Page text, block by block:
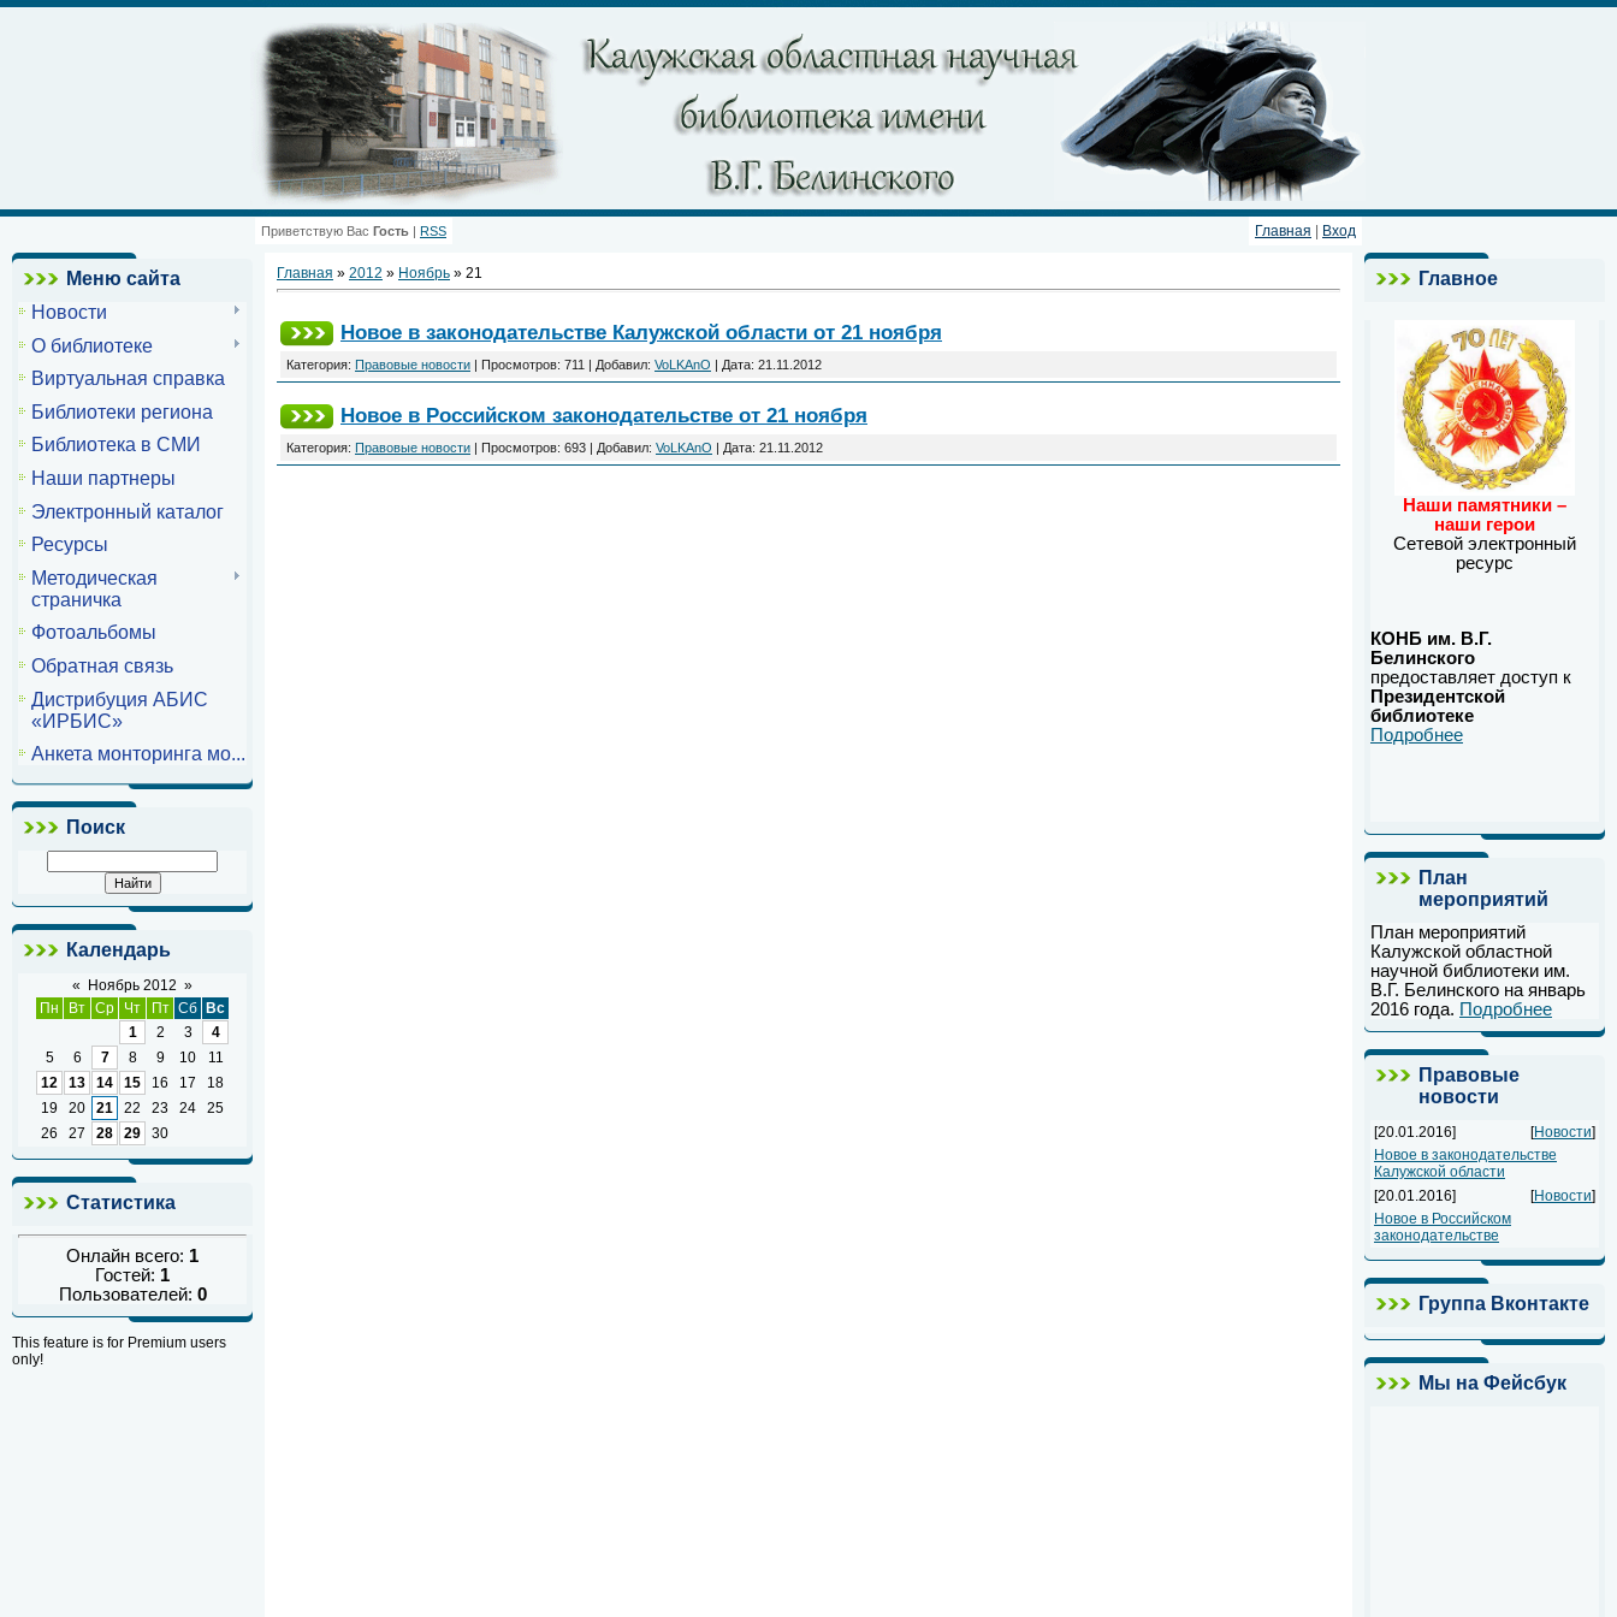
Приветствую Вас Гость | RSS Главная Вход
Меню сайта
Новости
О библиотеке
Виртуальная справка
Библиотеки региона
Библиотека в СМИ
Наши партнеры
Электронный каталог
Ресурсы
Методическая
страничка
Фотоальбомы
Обратная связь
Дистрибуция АБИС
«ИРБИС»
Анкета монторинга мо...
Поиск
Календарь
« Ноябрь 2012 »
Пн
Вт Ср Чт Пт Сб Вс
1
2 3
4
5
6 7 8 9 10
11
12
13 14 15 16 17
18
19
20 21 22 23 24
25
26
27 28 29 30
Статистика
Онлайн всего: 1
Гостей: 1
Пользователей: 0
This feature is for Premium users
only!
Главная » 2012 » Ноябрь » 21
Новое в законодательстве Калужской области от 21 ноября
Категория: Правовые новости | Просмотров: 711 | Добавил: VoLKAnO | Дата: 21.11.2012
Новое в Российском законодательстве от 21 ноября
Категория: Правовые новости | Просмотров: 693 | Добавил: VoLKAnO | Дата: 21.11.2012
Главное
Наши памятники –
наши герои
Сетевой электронный
ресурс
КОНБ им. В.Г.
Белинского
предоставляет доступ к
Президентской
библиотеке
Подробнее
План
мероприятий
План мероприятий
Калужской областной
научной библиотеки им.
В.Г. Белинского на январь
2016 года. Подробнее
Правовые
новости
[20.01.2016] [Новости]
Новое в законодательстве
Калужской области
[20.01.2016]
[Новости]
Новое в Российском
законодательстве
Группа Вконтакте
Мы на Фейсбук